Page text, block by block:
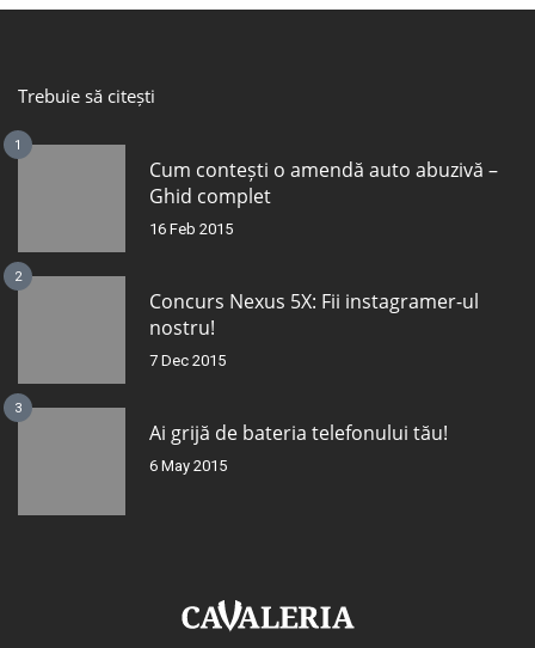
Trebuie să citești
1
Cum contești o amendă auto abuzivă –
Ghid complet
16 Feb 2015
2
Concurs Nexus 5X: Fii instagramer-ul
nostru!
7 Dec 2015
3
Ai grijă de bateria telefonului tău!
6 May 2015